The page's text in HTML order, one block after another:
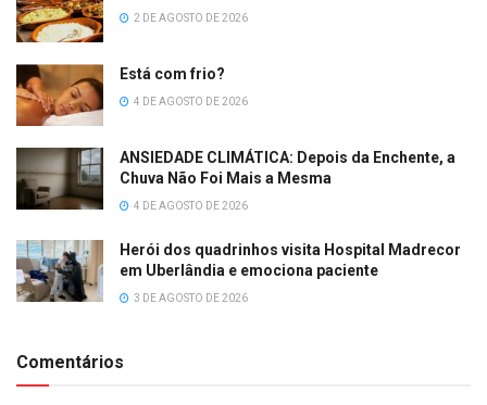
2 DE AGOSTO DE 2026
Está com frio?
4 DE AGOSTO DE 2026
ANSIEDADE CLIMÁTICA: Depois da Enchente, a
Chuva Não Foi Mais a Mesma
4 DE AGOSTO DE 2026
Herói dos quadrinhos visita Hospital Madrecor
em Uberlândia e emociona paciente
3 DE AGOSTO DE 2026
Comentários